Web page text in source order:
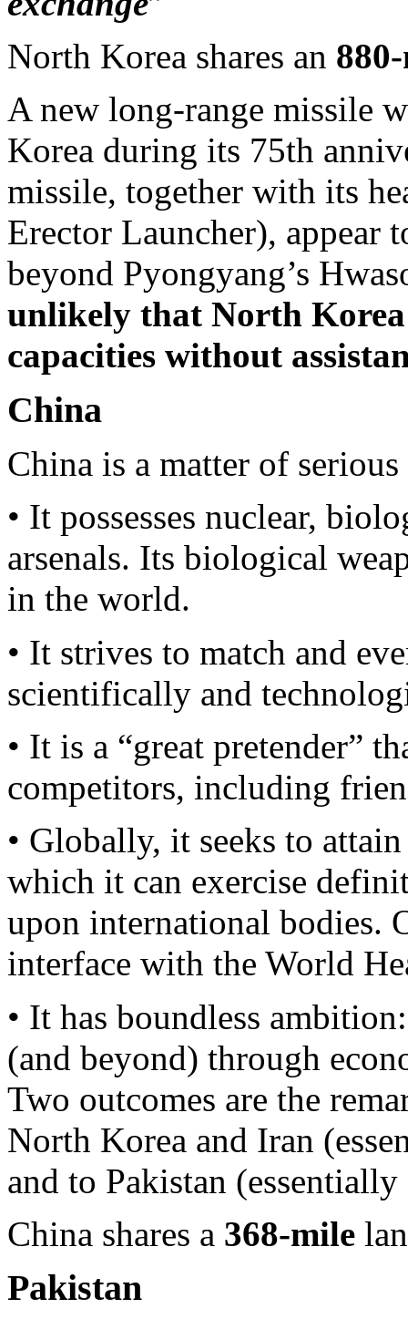
North Korea shares an
A new long-range missile
Korea during its 75th
missile, together with its
Erector Launcher), appear
beyond Pyongyang’s
unlikely that North
capacities without
China
China is a matter of
• It possesses nuclear,
arsenals. Its biological
in the world.
• It strives to match and
scientifically and
• It is a “great pretender”
competitors, including
• Globally, it seeks to
which it can exercise
upon international bodies.
interface with the World
• It has boundless
(and beyond) through
Two outcomes are the
North Korea and Iran
and to Pakistan
China shares a 368-mile
Pakistan